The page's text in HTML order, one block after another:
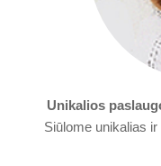
Unikalios
Siūlome unikalias